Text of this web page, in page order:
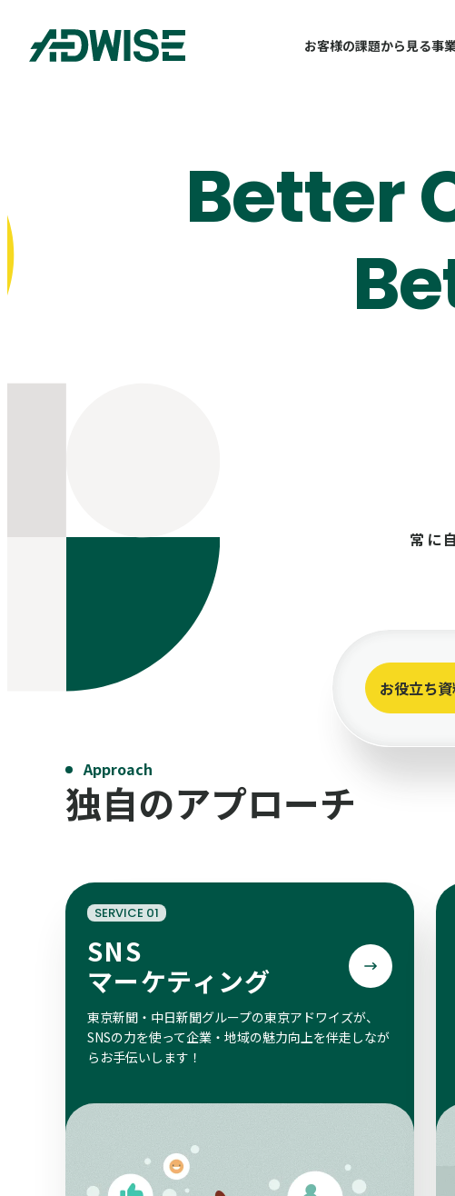
お客様の課題から見る事
Better
常に
お役立ち
独自のアプローチ
Approach
SERVICE 01
SNS
マーケティング
東京新聞・中日新聞グループの東京アドワイズが、
SNSの力を使って企業・地域の魅力向上を伴走しなが
らお手伝いします！